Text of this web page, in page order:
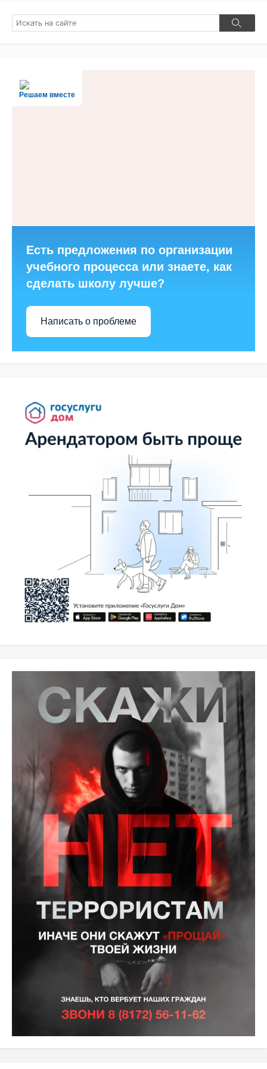
Поиск
Поиск
Решаем вместе
Есть предложения по организации
учебного процесса или знаете, как
сделать школу лучше?
Написать о проблеме